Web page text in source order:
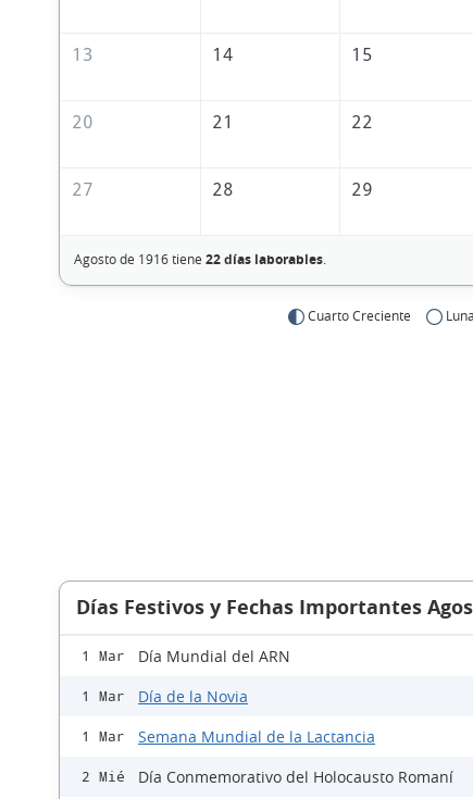
13 14 15
20 21 22
27 28 29
Agosto de 1916 tiene 22 días laborables.
Cuarto Creciente
Días Festivos y Fechas Importantes
1 Mar Día Mundial del ARN
1 Mar Día de la Novia
1 Mar Semana Mundial de la Lactancia
2 Mié Día Conmemorativo del Holocausto Romaní